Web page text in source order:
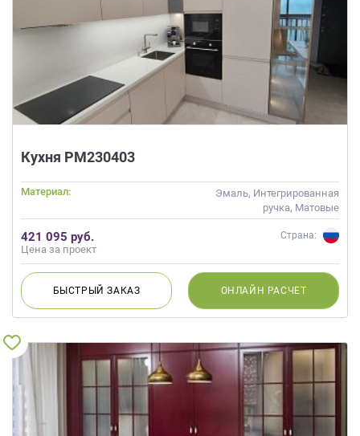
Кухня РМ230403
Материал:
Эмаль, Интегрированная
ручка, Матовые
421 095 руб.
Цена за проект
Страна:
БЫСТРЫЙЗАКАЗ ОНЛАЙН РАСЧЕТ